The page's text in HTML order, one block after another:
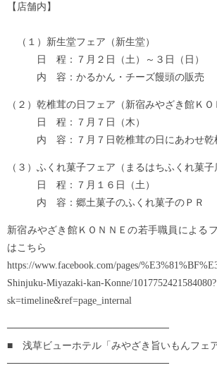
【店舗内】
（１）新生堂フェア（新生堂）
日 程：７月２日（土）～３日（日）
内 容：かるかん・チーズ饅頭の販売
（２）乾椎茸の日フェア（新宿みやざき館ＫＯ
日 程：７月７日（木）
内 容：７月７日乾椎茸の日にあわせ乾
（３）ふくれ菓子フェア（まるはちふくれ菓子
日 程：７月１６日（土）
内 容：郷土菓子のふくれ菓子のＰＲ
新宿みやざき館ＫＯＮＮＥの若手職員による
はこちら
https://www.facebook.com/pages/
Shinjuku-Miyazaki-kan-Konne/1017752421584080?
sk=timeline&ref=page_internal
───────────────────────
■ 浅草ビューホテル「みやざき旨いもんフェア
───────────────────────